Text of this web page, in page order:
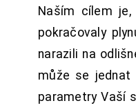
Naším cílem
pokračovaly
narazili na
může se jednat
parametry Vaší